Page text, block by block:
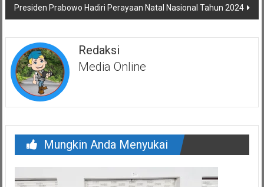
Presiden Prabowo Hadiri Perayaan Natal Nasional Tahun 2024
Redaksi
Media Online
Mungkin Anda Menyukai